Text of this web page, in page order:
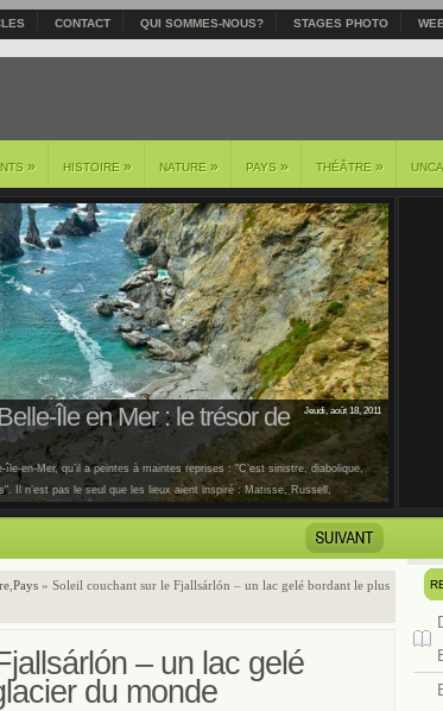
CONTACT QUI SOMMES-NOUS? STAGES PHOTO
» HISTOIRE » NATURE » PAYS » THÉÂTRE »
Jeudi, août 18, 2011
Île en Mer : le trésor de
en-Mer, qu’il a peintes à maintes reprises : "C’est sinistre, diabolique,
Il n’est pas le seul que les lieux aient inspiré : Matisse, Russell,
Pays » Soleil couchant sur le Fjallsárlón – un lac gelé bordant le plus
– un lac gelé
du monde